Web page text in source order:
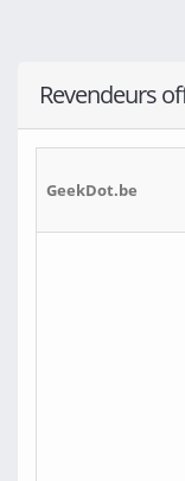
Revendeurs
GeekDot.be